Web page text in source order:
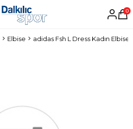
0
Elbise adidas Fsh L Dress Kadın Elbise